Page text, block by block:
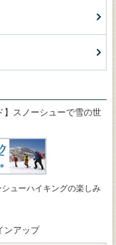
】スノーシューで雪の世
ューハイキングの楽しみ
ンアップ